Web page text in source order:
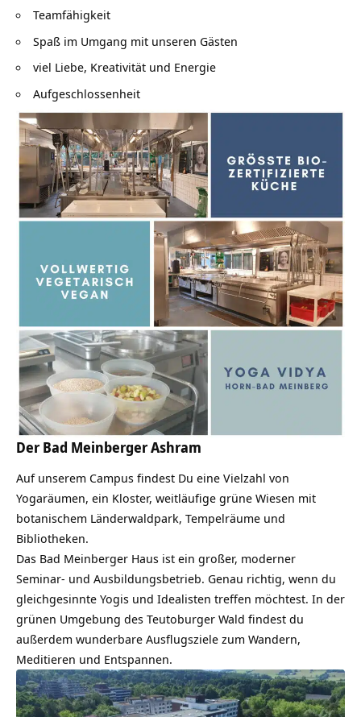
Teamfähigkeit
Spaß im Umgang mit unseren Gästen
viel Liebe, Kreativität und Energie
Aufgeschlossenheit
Der Bad Meinberger Ashram
Auf unserem Campus findest Du eine Vielzahl von
Yogaräumen, ein Kloster, weitläufige grüne Wiesen mit
botanischem Länderwaldpark, Tempelräume und
Bibliotheken.
Das Bad Meinberger Haus ist ein großer, moderner
Seminar- und Ausbildungsbetrieb. Genau richtig, wenn du
gleichgesinnte Yogis und Idealisten treffen möchtest. In der
grünen Umgebung des Teutoburger Wald findest du
außerdem wunderbare Ausflugsziele zum Wandern,
Meditieren und Entspannen.